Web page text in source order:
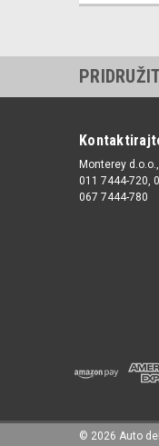
Monterey
011 7444-720,
067 7444-780
© 2026 Auto